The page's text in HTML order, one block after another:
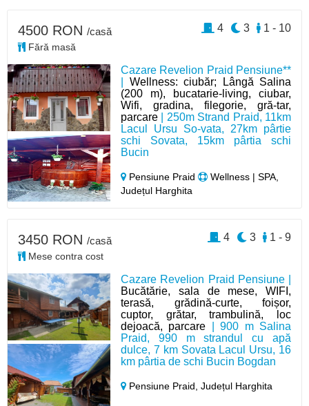
Cazare Revelion Praid Pensiune**
Wellness: ciubăr; Lângă Salina
(200 m), bucatarie-living, ciubar,
Wifi, gradina, filegorie, gră-tar,
parcare | 250m Strand Praid, 11km
Lacul Ursu So-vata, 27km pârtie
schi Sovata, 15km pârtia schi
Bucin
Pensiune Praid
Wellness | SPA,
Județul Harghita
4500 RON /casă
Fără masă
1 - 10
3
4
Cazare Revelion Praid Pensiune |
Bucătărie, sala de mese, WIFI,
terasă, grădină-curte, foișor,
cuptor, grătar, trambulină, loc
dejoacă, parcare | 900 m Salina
Praid, 990 m strandul cu apă
dulce, 7 km Sovata Lacul Ursu, 16
km pârtia de schi Bucin Bogdan
Pensiune Praid,Județul Harghita
3450 RON /casă
Mese contra cost
1 - 9
3
4